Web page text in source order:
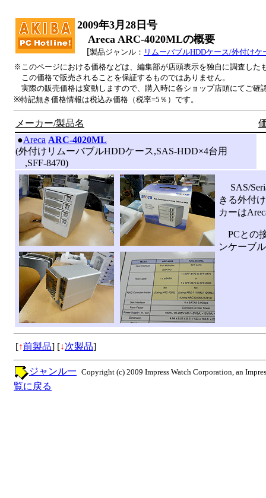
2009年3月28日号
Areca ARC-4020MLの概要
[製品ジャンル： リムーバブルHDDケース/外付けケ
※このページにおける価格などは、編集部が店頭表示を独自に調査した
この価格で販売されることを保証するものではありません。
実際の販売価格は変動しますので、購入時に各ショップ店頭にてご確
※特記無き価格情報は税込み価格（税率=5％）です。
メーカー/製品名
●Areca ARC-4020ML
(外付けリムーバブルHDDケース,SAS-HDD×4台用
,SFF-8470)
SAS/
きる外付
カーは
PCとの
ンケーブ
[↑前製品] [↓次製品]
Copyright (c) 2009 Impress Watch Corporation, an
ジャンル一
覧に戻る